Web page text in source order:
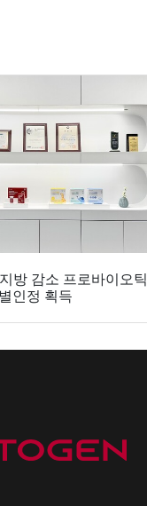
방 감소 프로바이오틱
인정 획득